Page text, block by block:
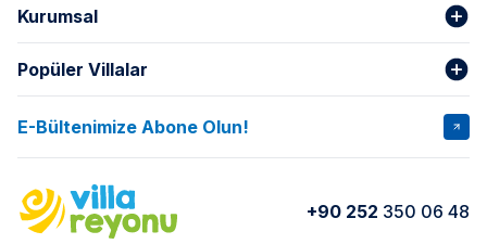
Kurumsal
Hakkımızda
İptal Şartları Banka Hesapları
Kurumsal Blog
Yorumlar Nasıl Kiralarım
Popüler Villalar
VİLLA SALKIM VİLLA SLAY 1
VİLLA OLENNA 1 VİLLA MERT
E-Bültenimize Abone Olun!
+90 252 350 06 48